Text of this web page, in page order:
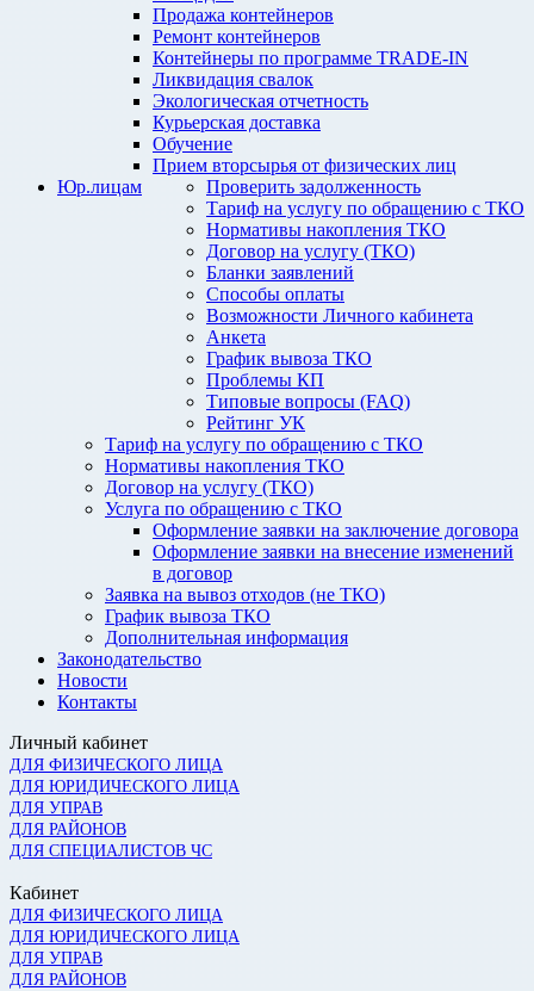
Продажа контейнеров
Ремонт контейнеров
Контейнеры по программе TRADE-IN
Ликвидация свалок
Экологическая отчетность
Курьерская доставка
Обучение
Прием вторсырья от физических лиц
Проверить задолженность
Тариф на услугу по обращению с ТКО
Нормативы накопления ТКО
Договор на услугу (ТКО)
Бланки заявлений
Способы оплаты
Возможности Личного кабинета
Анкета
График вывоза ТКО
Проблемы КП
Типовые вопросы (FAQ)
Рейтинг УК
Юр.лицам
Тариф на услугу по обращению с ТКО
Нормативы накопления ТКО
Договор на услугу (ТКО)
Услуга по обращению с ТКО
Оформление заявки на заключение договора
Оформление заявки на внесение изменений
в договор
Заявка на вывоз отходов (не ТКО)
График вывоза ТКО
Дополнительная информация
Законодательство
Новости
Контакты
Личный кабинет
ДЛЯ ФИЗИЧЕСКОГО ЛИЦА
ДЛЯ ЮРИДИЧЕСКОГО ЛИЦА
ДЛЯ УПРАВ
ДЛЯ РАЙОНОВ
ДЛЯ СПЕЦИАЛИСТОВ ЧС
Кабинет
ДЛЯ ФИЗИЧЕСКОГО ЛИЦА
ДЛЯ ЮРИДИЧЕСКОГО ЛИЦА
ДЛЯ УПРАВ
ДЛЯ РАЙОНОВ